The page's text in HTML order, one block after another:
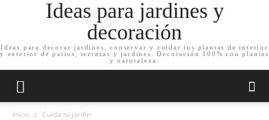
Ideas para jardines y
decoración
Ideas para decorar jardines, conservar y cuidar tus plantas de interior
y exterior de patios, terrazas y jardines. Decoración 100% con plantas
y naturaleza.
Inicio Cuida tu jardín